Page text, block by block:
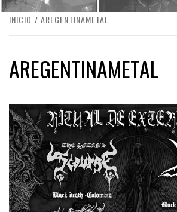
INICIO AREGENTINAMETAL
AREGENTINAMETAL